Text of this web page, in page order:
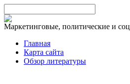
Маркетинговые, политические и
Главная
Карта сайта
Обзор литературы